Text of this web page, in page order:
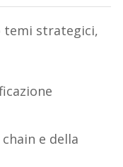
temi strategici,
e della